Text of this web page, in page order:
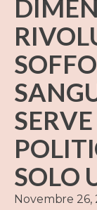
SOLO
Novembre 26,